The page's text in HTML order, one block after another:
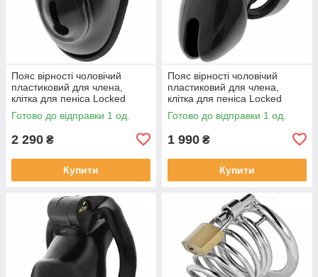
Пояс вірності чоловічий
пластиковий для члена,
клітка для пеніса Locked
Keyless Restraint 11,5 см
Готово до відправки 1 од.
2 290 ₴
Купити
Пояс вірності чоловічий
пластиковий для члена,
клітка для пеніса Locked
Obsidian Hold S 9 см
Готово до відправки 1 од.
1 990 ₴
Купити